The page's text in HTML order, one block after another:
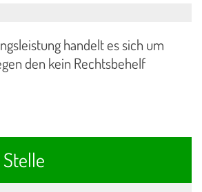
handelt es sich um
den kein Rechtsbehelf